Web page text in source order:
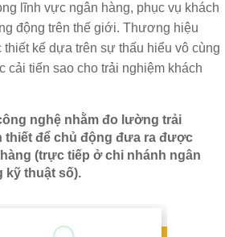
lĩnh vực ngân hàng, phục vụ khách
động trên thế giới. Thương hiệu
kế dựa trên sự thấu hiểu vô cùng
cải tiến sao cho trải nghiệm khách
nghệ nhằm đo lường trải
thiết để chủ động đưa ra được
(trực tiếp ở chi nhánh ngân
kỹ thuật số).